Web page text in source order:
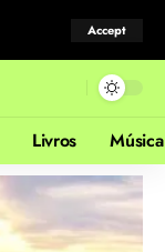
Accept
Livros Música